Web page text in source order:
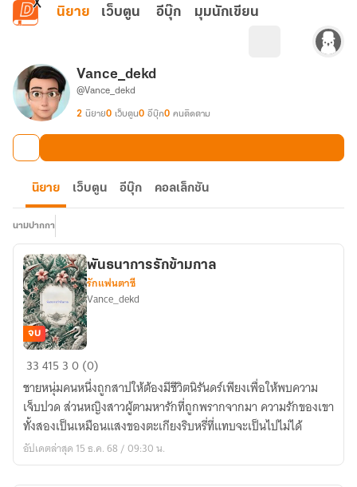
ข้ามไปยังเนื้อหาหลัก
นิยาย เว็บตูน อีบุ๊ก มุมนักเขียน
Vance_dekd
@Vance_dekd
2 นิยาย0 เว็บตูน0 อีบุ๊ก0 คนติดตาม
นิยาย เว็บตูน อีบุ๊ก คอลเล็กชัน
นามปากกา
พันธนาการ
ข้าม
กาล
จบ
พันธนาการรักข้ามกาล
รักแฟนตาซี
Vance_dekd
33415 30 (0)
ชายหนุ่มคนหนึ่งถูกสาปให้ต้องมีชีวิตนิรันดร์เพียงเพื่อให้พบความ
เจ็บปวด ส่วนหญิงสาวผู้ตามหารักที่ถูกพรากจากมา ความรักของเขา
ทั้งสองเป็นเหมือนแสงของตะเกียงริบหรี่ที่แทบจะเป็นไปไม่ได้
อัปเดตล่าสุด 15 ธ.ค. 68 / 09:30 น.